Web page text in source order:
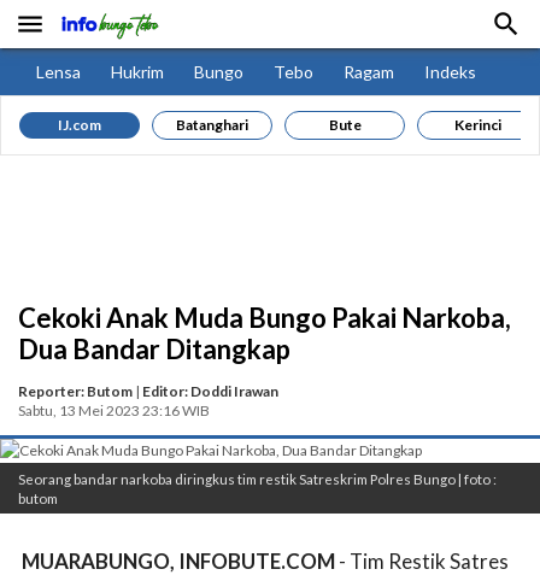
 
Lensa Hukrim Bungo Tebo Ragam Indeks
IJ.com Batanghari Bute Kerinci
Cekoki Anak Muda Bungo Pakai Narkoba,
Dua Bandar Ditangkap
Reporter: Butom | Editor: Doddi Irawan
Sabtu, 13 Mei 2023 23:16 WIB
Seorang bandar narkoba diringkus tim restik Satreskrim Polres Bungo | foto :
butom
MUARABUNGO, INFOBUTE.COM- Tim Restik Satres